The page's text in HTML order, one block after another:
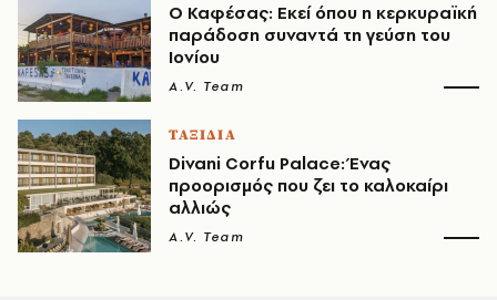
Ο Καφέσας: Εκεί όπου η κερκυραϊκή
παράδοση συναντά τη γεύση του
Ιονίου
A.V. Team
ΤΑΞΙΔΙΑ
Divani Corfu Palace: Ένας
προορισμός που ζει το καλοκαίρι
αλλιώς
A.V. Team